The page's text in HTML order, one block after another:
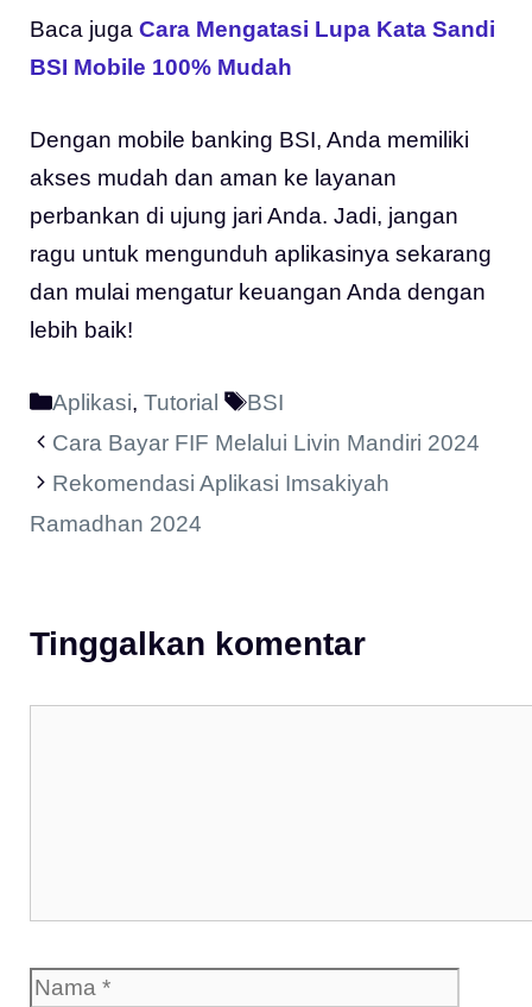
Baca juga Cara Mengatasi Lupa Kata Sandi
BSI Mobile 100% Mudah
Dengan mobile banking BSI, Anda memiliki
akses mudah dan aman ke layanan
perbankan di ujung jari Anda. Jadi, jangan
ragu untuk mengunduh aplikasinya sekarang
dan mulai mengatur keuangan Anda dengan
lebih baik!
Kategori
Aplikasi, Tutorial Tag
BSI
Cara Bayar FIF Melalui Livin Mandiri 2024
Rekomendasi Aplikasi Imsakiyah
Ramadhan 2024
Tinggalkan komentar
Nama